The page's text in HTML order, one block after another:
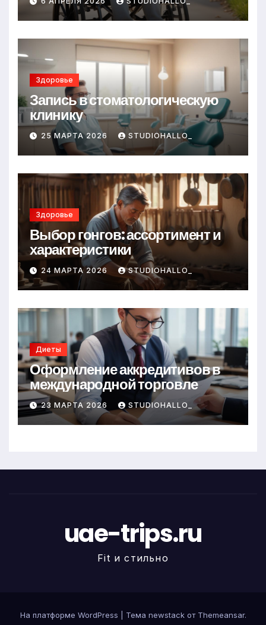
Здоровье
Запись в стоматологическую
клинику
25 МАРТА 2026 STUDIOHALLO_
Здоровье
Выбор гонгов: ассортимент и
характеристики
24 МАРТА 2026 STUDIOHALLO_
Диеты
Оформление аккредитивов в
международной торговле
23 МАРТА 2026 STUDIOHALLO_
uae-trips.ru
Fit и стильно
На платформе WordPress Тема newstack от Themeansar.